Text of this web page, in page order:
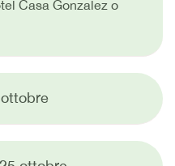
Casa Gonzalez o